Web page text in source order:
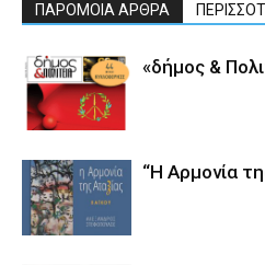
ΠΑΡΟΜΟΙΑ ΑΡΘΡΑ
«δήμος &
“Η Αρμονία